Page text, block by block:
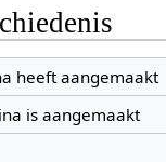
heeft aangemaakt
is aangemaakt